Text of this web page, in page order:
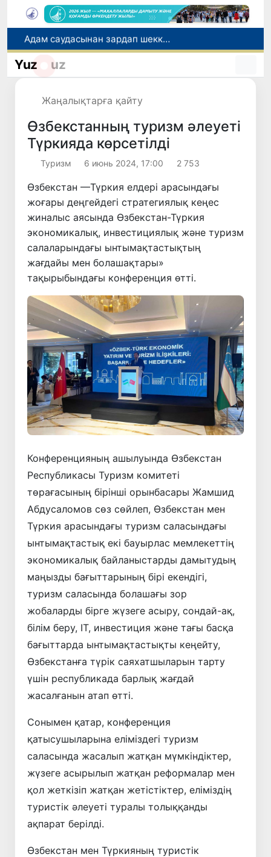
Адам саудасынан зардап шеккен азаматтар әлеуметтік қызметтермен қамтылады
Тарихи күн: Өзбекстанның «Самарқант-2028» жасанды серігі орбитаға сәтті шығарылды
Yuz uz
Жаңалықтарға қайту
Өзбекстанның туризм әлеуеті
Түркияда көрсетілді
Туризм 6 июнь 2024, 17:00 2 753
Өзбекстан —Түркия елдері арасындағы
жоғары деңгейдегі стратегиялық кеңес
жиналыс аясында Өзбекстан-Түркия
экономикалық, инвестициялық және туризм
салаларындағы ынтымақтастықтың
жағдайы мен болашақтары»
тақырыбындағы конференция өтті.
Конференцияның ашылуында Өзбекстан
Республикасы Туризм комитеті
төрағасының бірінші орынбасары Жамшид
Абдусаломов сөз сөйлеп, Өзбекстан мен
Түркия арасындағы туризм саласындағы
ынтымақтастық екі бауырлас мемлекеттің
экономикалық байланыстарды дамытудың
маңызды бағыттарының бірі екендігі,
туризм саласында болашағы зор
жобаларды бірге жүзеге асыру, сондай-ақ,
білім беру, ІТ, инвестиция және тағы басқа
бағыттарда ынтымақтастықты кеңейту,
Өзбекстанға түрік саяхатшыларын тарту
үшін республикада барлық жағдай
жасалғанын атап өтті.
Сонымен қатар, конференция
қатысушыларына еліміздегі туризм
саласында жасалып жатқан мүмкіндіктер,
жүзеге асырылып жатқан реформалар мен
қол жеткізіп жатқан жетістіктер, еліміздің
туристік әлеуеті туралы толыққанды
ақпарат берілді.
Өзбекстан мен Түркияның туристік